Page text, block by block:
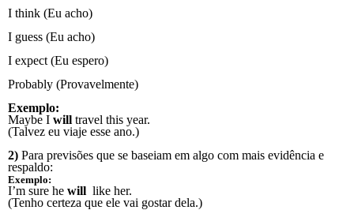
I think (Eu acho)
I guess (Eu acho)
I expect (Eu espero)
Probably (Provavelmente)
Exemplo:
Maybe I will travel this year.
(Talvez eu viaje esse ano.)
2) Para previsões que se baseiam em algo com mais evidência e
respaldo:
Exemplo:
I’m sure he will like her.
(Tenho certeza que ele vai gostar dela.)